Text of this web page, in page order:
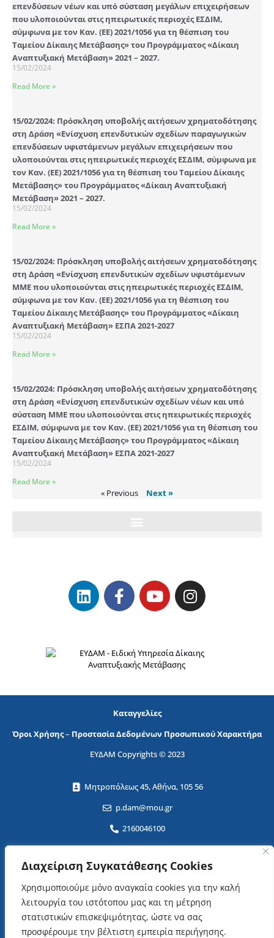
Διαχείριση Συγκατάθεσης Cookies
Χρησιμοποιούμε μόνο αναγκαία cookies για την καλή
λειτουργία του ιστότοπου μας και τη μέτρηση
στατιστικών επισκεψιμότητας, ώστε να σας
προσφέρουμε την βέλτιστη εμπειρία περιήγησης.
επενδύσεων νέων και υπό σύσταση μεγάλων επιχειρήσεων
που υλοποιούνται στις ηπειρωτικές περιοχές ΕΣΔΙΜ,
σύμφωνα με τον Καν. (ΕΕ) 2021/1056 για τη θέσπιση του
Ταμείου Δίκαιης Μετάβασης» του Προγράμματος «Δίκαιη
Αναπτυξιακή Μετάβαση» 2021 – 2027.
15/02/2024
Read More »
15/02/2024: Πρόσκληση υποβολής αιτήσεων χρηματοδότησης
στη Δράση «Ενίσχυση επενδυτικών σχεδίων παραγωγικών
επενδύσεων υφιστάμενων μεγάλων επιχειρήσεων που
υλοποιούνται στις ηπειρωτικές περιοχές ΕΣΔΙΜ, σύμφωνα με
τον Καν. (ΕΕ) 2021/1056 για τη θέσπιση του Ταμείου Δίκαιης
Μετάβασης» του Προγράμματος «Δίκαιη Αναπτυξιακή
Μετάβαση» 2021 – 2027.
15/02/2024
Read More »
15/02/2024: Πρόσκληση υποβολής αιτήσεων χρηματοδότησης
στη Δράση «Ενίσχυση επενδυτικών σχεδίων υφιστάμενων
ΜΜΕ που υλοποιούνται στις ηπειρωτικές περιοχές ΕΣΔΙΜ,
σύμφωνα με τον Καν. (ΕΕ) 2021/1056 για τη θέσπιση του
Ταμείου Δίκαιης Μετάβασης» του Προγράμματος «Δίκαιη
Αναπτυξιακή Μετάβαση» ΕΣΠΑ 2021-2027
15/02/2024
Read More »
15/02/2024: Πρόσκληση υποβολής αιτήσεων χρηματοδότησης
στη Δράση «Ενίσχυση επενδυτικών σχεδίων νέων και υπό
σύσταση ΜΜΕ που υλοποιούνται στις ηπειρωτικές περιοχές
ΕΣΔΙΜ, σύμφωνα με τον Καν. (ΕΕ) 2021/1056 για τη θέσπιση του
Ταμείου Δίκαιης Μετάβασης» του Προγράμματος «Δίκαιη
Αναπτυξιακή Μετάβαση» ΕΣΠΑ 2021-2027
15/02/2024
Read More »
« Previous Next »
Καταγγελίες
Όροι Χρήσης– Προστασία Δεδομένων Προσωπικού Χαρακτήρα
ΕΥΔΑΜ Copyrights © 2023
Μητροπόλεως 45, Αθήνα, 105 56
p.dam@mou.gr
2160046100
ΕΓΓΡΑΦΕΙΤΕ ΣΤΟ NEWSLETTER!
Αποδέχομαι τουςόρους χρήσης